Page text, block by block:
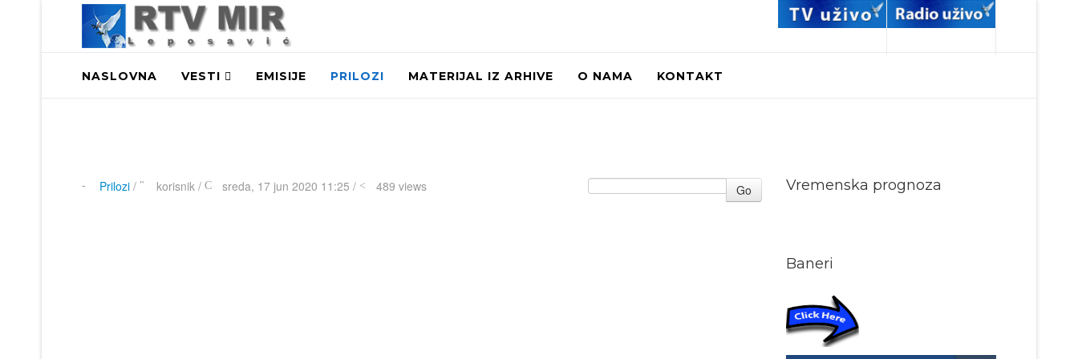
NASLOVNA VESTI EMISIJE PRILOZI MATERIJAL IZ ARHIVE O NAMA KONTAKT
Prilozi/ korisnik / sreda, 17 jun 2020 11:25 / 489 views Go Vremenska prognoza
Baneri